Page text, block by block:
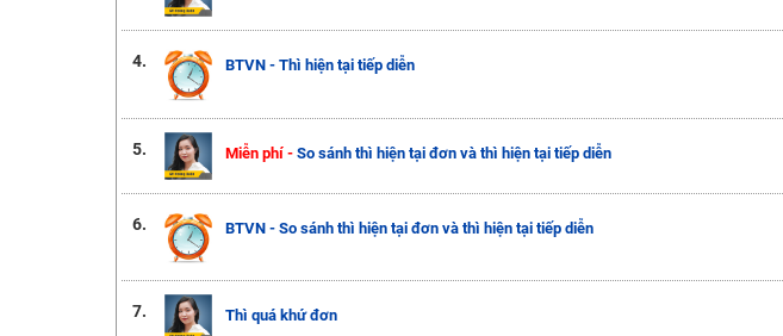
4. BTVN - Thì hiện tại tiếp diễn
5. Miễn phí - So sánh thì hiện tại đơn và thì hiện tại tiếp diễn
6. BTVN - So sánh thì hiện tại đơn và thì hiện tại tiếp diễn
7. Thì quá khứ đơn